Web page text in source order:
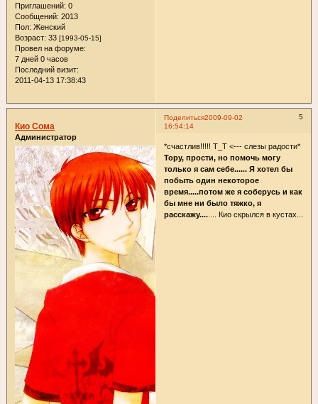
Приглашений: 0
Сообщений: 2013
Пол: Женский
Возраст: 33 [1993-05-15]
Провел на форуме:
7 дней 0 часов
Последний визит:
2011-04-13 17:38:43
Поделиться 5
2009-09-02
16:54:14
Кио Сома
Администратор
*счастлив!!!!! Т_Т <--- слезы радости*
Тору, прости, но помочь могу
только я сам себе...... Я хотел бы
побыть один некоторое
время.....потом же я соберусь и как
бы мне ни было тяжко, я
расскажу........ Кио скрылся в кустах...